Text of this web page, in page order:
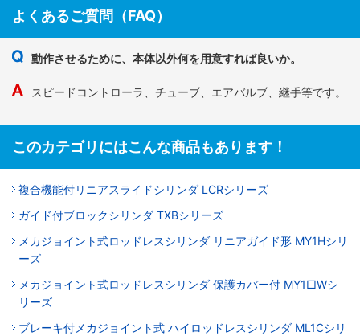
よくあるご質問（FAQ）
動作させるために、本体以外何を用意すれば良いか。
スピードコントローラ、チューブ、エアバルブ、継手等です。
このカテゴリにはこんな商品もあります！
複合機能付リニアスライドシリンダ LCRシリーズ
ガイド付ブロックシリンダ TXBシリーズ
メカジョイント式ロッドレスシリンダ リニアガイド形 MY1Hシリ
ーズ
メカジョイント式ロッドレスシリンダ 保護カバー付 MY1□Wシ
リーズ
ブレーキ付メカジョイント式 ハイロッドレスシリンダ ML1Cシリ